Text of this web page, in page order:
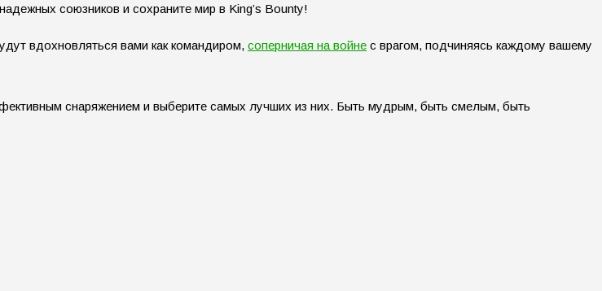
союзников и сохраните мир в King’s Bounty!
вдохновляться вами как командиром, соперничая на войне с врагом, подчиняясь каждому вашему
снаряжением и выберите самых лучших из них. Быть мудрым, быть смелым, быть